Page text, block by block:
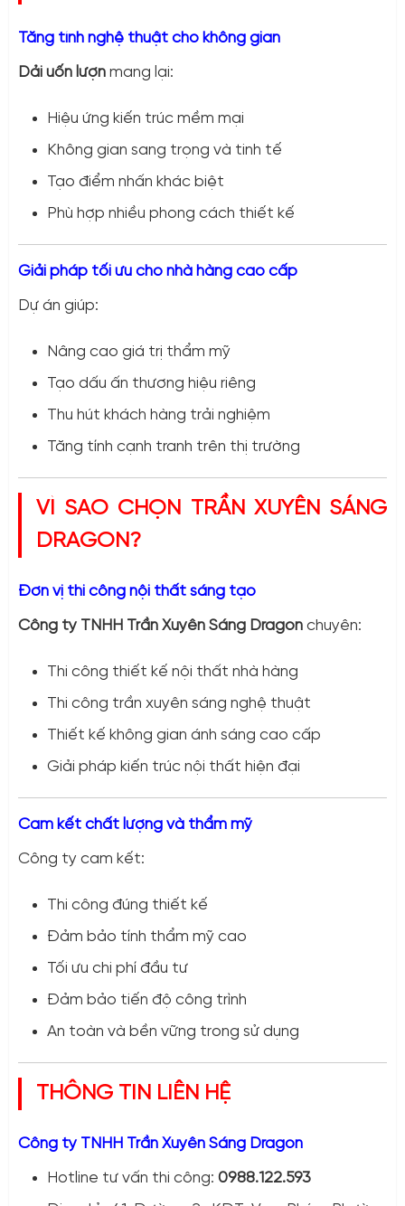
Tăng tính nghệ thuật cho không gian
Dải uốn lượn mang lại:
Hiệu ứng kiến trúc mềm mại
Không gian sang trọng và tinh tế
Tạo điểm nhấn khác biệt
Phù hợp nhiều phong cách thiết kế
Giải pháp tối ưu cho nhà hàng cao cấp
Dự án giúp:
Nâng cao giá trị thẩm mỹ
Tạo dấu ấn thương hiệu riêng
Thu hút khách hàng trải nghiệm
Tăng tính cạnh tranh trên thị trường
VÌ SAO CHỌN TRẦN XUYÊN SÁNG
DRAGON?
Đơn vị thi công nội thất sáng tạo
Công ty TNHH Trần Xuyên Sáng Dragon chuyên:
Thi công thiết kế nội thất nhà hàng
Thi công trần xuyên sáng nghệ thuật
Thiết kế không gian ánh sáng cao cấp
Giải pháp kiến trúc nội thất hiện đại
Cam kết chất lượng và thẩm mỹ
Công ty cam kết:
Thi công đúng thiết kế
Đảm bảo tính thẩm mỹ cao
Tối ưu chi phí đầu tư
Đảm bảo tiến độ công trình
An toàn và bền vững trong sử dụng
THÔNG TIN LIÊN HỆ
Công ty TNHH Trần Xuyên Sáng Dragon
Hotline tư vấn thi công: 0988.122.593